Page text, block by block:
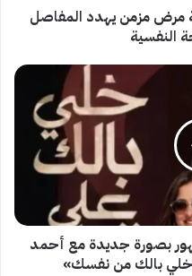
مرض مزمن يهدد المفاصل
النفسية
بصورة جديدة مع أحمد
بالك من نفسك»